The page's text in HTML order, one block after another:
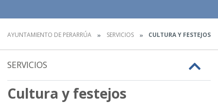
AYUNTAMIENTO DE PERARRÚA SERVICIOS CULTURA Y FESTEJOS
SERVICIOS
Cultura y festejos